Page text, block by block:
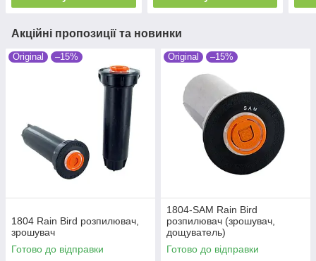
Акційні пропозиції та новинки
Original –15%
1804 Rain Bird розпилювач,
зрошувач
Готово до відправки
Original –15%
1804-SAM Rain Bird
розпилювач (зрошувач,
дощуватель)
Готово до відправки